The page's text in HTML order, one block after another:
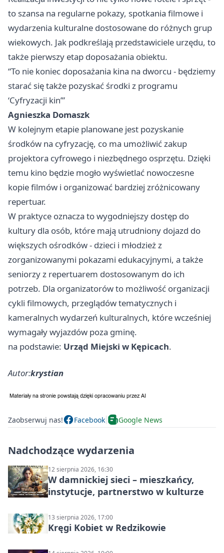
to szansa na regularne pokazy, spotkania filmowe i
wydarzenia kulturalne dostosowane do różnych grup
wiekowych. Jak podkreślają przedstawiciele urzędu, to
także pierwszy etap doposażania obiektu.
“To nie koniec doposażania kina na dworcu - będziemy
starać się także pozyskać środki z programu
‘Cyfryzacji kin’”
Agnieszka Domaszk
W kolejnym etapie planowane jest pozyskanie
środków na cyfryzację, co ma umożliwić zakup
projektora cyfrowego i niezbędnego osprzętu. Dzięki
temu kino będzie mogło wyświetlać nowoczesne
kopie filmów i organizować bardziej zróżnicowany
repertuar.
W praktyce oznacza to wygodniejszy dostęp do
kultury dla osób, które mają utrudniony dojazd do
większych ośrodków - dzieci i młodzież z
zorganizowanymi pokazami edukacyjnymi, a także
seniorzy z repertuarem dostosowanym do ich
potrzeb. Dla organizatorów to możliwość organizacji
cykli filmowych, przeglądów tematycznych i
kameralnych wydarzeń kulturalnych, które wcześniej
wymagały wyjazdów poza gminę.
na podstawie: Urząd Miejski w Kępicach.
Autor:krystian
Zaobserwuj nas! Facebook Google News
Nadchodzące wydarzenia
12 sierpnia 2026, 16:30
W damnickiej sieci – mieszkańcy,
instytucje, partnerstwo w kulturze
13 sierpnia 2026, 17:00
Kręgi Kobiet w Redzikowie